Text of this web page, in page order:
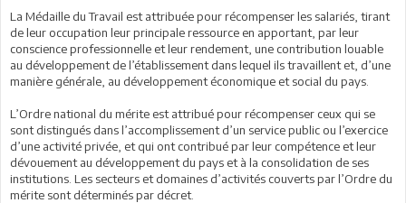
La Médaille du Travail est attribuée pour récompenser les salariés, tirant
de leur occupation leur principale ressource en apportant, par leur
conscience professionnelle et leur rendement, une contribution louable
au développement de l’établissement dans lequel ils travaillent et, d’une
manière générale, au développement économique et social du pays.
L’Ordre national du mérite est attribué pour récompenser ceux qui se
sont distingués dans l’accomplissement d’un service public ou l’exercice
d’une activité privée, et qui ont contribué par leur compétence et leur
dévouement au développement du pays et à la consolidation de ses
institutions. Les secteurs et domaines d’activités couverts par l’Ordre du
mérite sont déterminés par décret.